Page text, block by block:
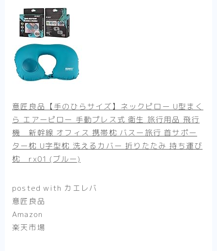
意匠良品【手のひらサイズ】ネックピロー U型まく
ら エアーピロー 手動プレス式 衛生 旅行用品 飛行
機 新幹線 オフィス 携帯枕 バスー旅行 首サポー
ター枕 U字型枕 洗えるカバー 折りたたみ 持ち運び
枕 rx01 (ブルー)
posted with カエレバ
意匠良品
Amazon
楽天市場